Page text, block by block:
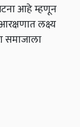
आहे म्हणून
लक्ष्य
समाजाला